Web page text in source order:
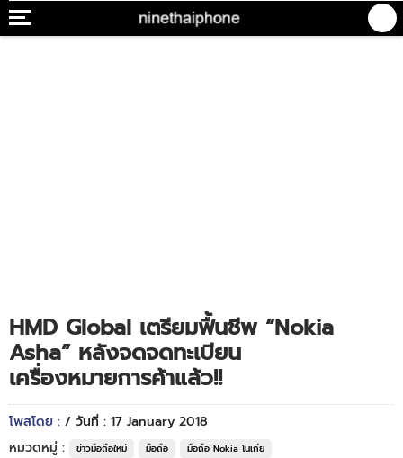
HMD Global เตรียมฟื้นชีพ “Nokia
Asha” หลังจดจดทะเบียน
เครื่องหมายการค้าแล้ว!!
โพสโดย : / วันที่ : 17 January 2018
หมวดหมู่ :
ข่าวมือถือใหม่ มือถือ มือถือ Nokia โนเกีย